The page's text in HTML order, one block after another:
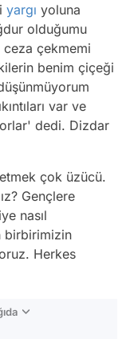
yargı yoluna
olduğumu
çekmemi
benim çiçeği
var ve
' dedi. Dizdar
çok üzücü.
Gençlere
nasıl
birbirimizin
Herkes